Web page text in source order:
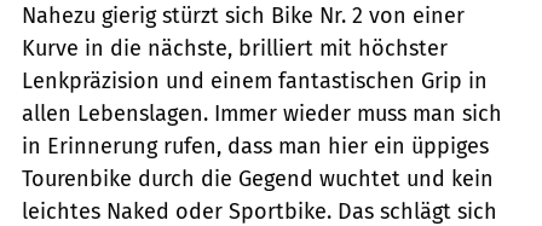
Nahezu gierig stürzt sich Bike Nr. 2 von einer
Kurve in die nächste, brilliert mit höchster
Lenkpräzision und einem fantastischen Grip in
allen Lebenslagen. Immer wieder muss man sich
in Erinnerung rufen, dass man hier ein üppiges
Tourenbike durch die Gegend wuchtet und kein
leichtes Naked oder Sportbike. Das schlägt sich